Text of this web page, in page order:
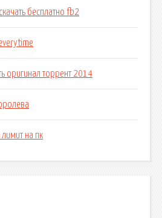
бесплатно fb2
оригинал торрент 2014
на пк